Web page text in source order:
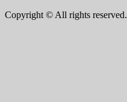
Copyright © All rights reserved.